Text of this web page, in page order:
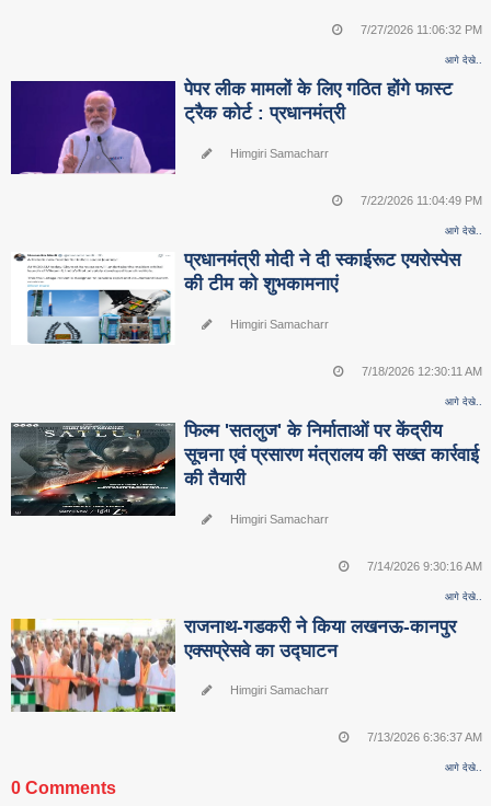
7/27/2026 11:06:32 PM
आगे देखे..
पेपर लीक मामलों के लिए गठित होंगे फास्ट
ट्रैक कोर्ट : प्रधानमंत्री
Himgiri Samacharr
7/22/2026 11:04:49 PM
आगे देखे..
प्रधानमंत्री मोदी ने दी स्काईरूट एयरोस्पेस
की टीम को शुभकामनाएं
Himgiri Samacharr
7/18/2026 12:30:11 AM
आगे देखे..
फिल्म 'सतलुज' के निर्माताओं पर केंद्रीय
सूचना एवं प्रसारण मंत्रालय की सख्त कार्रवाई
की तैयारी
Himgiri Samacharr
7/14/2026 9:30:16 AM
आगे देखे..
राजनाथ-गडकरी ने किया लखनऊ-कानपुर
एक्सप्रेसवे का उद्घाटन
Himgiri Samacharr
7/13/2026 6:36:37 AM
आगे देखे..
0 Comments